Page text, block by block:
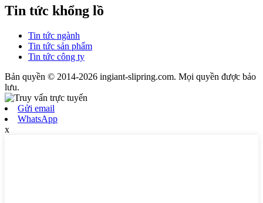
Tin tức khổng lồ
Tin tức ngành
Tin tức sản phẩm
Tin tức công ty
Bản quyền © 2014-2026 ingiant-slipring.com. Mọi quyền được bảo
lưu.
Gửi email
WhatsApp
x